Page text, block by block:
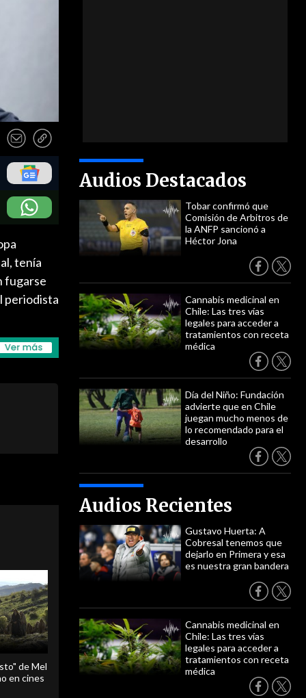
Audios Destacados
Tobar confirmó que
Comisión de Arbitros de
la ANFP sancionó a
Héctor Jona
Cannabis medicinal en
Chile: Las tres vías
legales para acceder a
tratamientos con receta
médica
Día del Niño: Fundación
advierte que en Chile
juegan mucho menos de
lo recomendado para el
desarrollo
Audios Recientes
Gustavo Huerta: A
Cobresal tenemos que
dejarlo en Primera y esa
es nuestra gran bandera
Cannabis medicinal en
Chile: Las tres vías
legales para acceder a
tratamientos con receta
médica
tenía
fugarse
periodista
de Mel
en cines